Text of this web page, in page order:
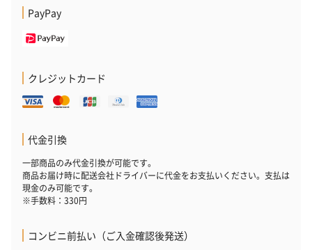
PayPay
クレジットカード
代金引換
一部商品のみ代金引換が可能です。
商品お届け時に配送会社ドライバーに代金をお支払いください。支払は
現金のみ可能です。
※手数料：330円
コンビニ前払い（ご入金確認後発送）